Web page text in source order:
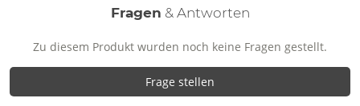
Fragen & Antworten
Zu diesem Produkt wurden noch keine Fragen gestellt.
Frage stellen